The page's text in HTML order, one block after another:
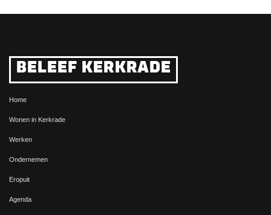
BELEEF KERKRADE
Home
Wonen in Kerkrade
Werken
Ondernemen
Eropuit
Agenda